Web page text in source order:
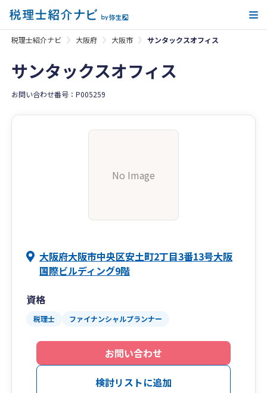
税理士紹介ナビ 大阪府 大阪市 サンタックスオフィス
サンタックスオフィス
お問い合わせ番号：P005259
No Image
大阪府大阪市中央区安土町2丁目3番13号大阪
国際ビルディング9階
資格
税理士 ファイナンシャルプランナー
お問い合わせ
検討リストに追加